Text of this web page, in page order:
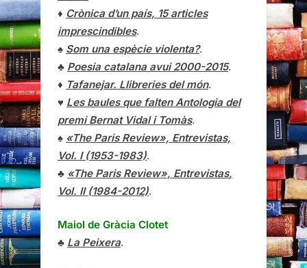
♦ Crònica d’un país, 15 articles
imprescindibles.
♠ Som una espècie violenta?.
♣ Poesia catalana avui 2000-2015.
♦ Tafanejar. Llibreries del món.
♥ Les baules que falten Antologia del
premi Bernat Vidal i Tomàs.
♠ «The Paris Review», Entrevistas,
Vol. I (1953-1983).
♣ «The Paris Review», Entrevistas,
Vol. II (1984-2012).
Maiol de Gràcia Clotet
♣ La Peixera.